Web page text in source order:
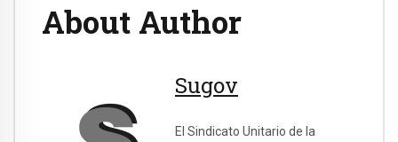
About Author
Sugov
El Sindicato Unitario de la